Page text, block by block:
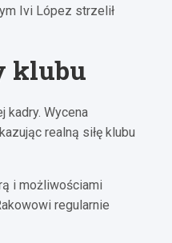
Ivi López strzelił
klubu
kadry. Wycena
realną siłę klubu
i możliwościami
regularnie